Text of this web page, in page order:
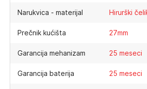
Narukvica - materijal Hirurški
Prečnik kućišta 27mm
Garancija mehanizam 25 meseci
Garancija baterija 25 meseci